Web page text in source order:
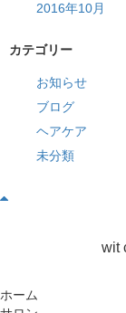
2016年10月
カテゴリー
お知らせ
ブログ
ヘアケア
未分類
wit
ホーム